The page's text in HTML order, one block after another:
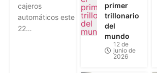
cajeros
automáticos este
22…
primer
trillonario
del
mundo
12 de
junio de
2026